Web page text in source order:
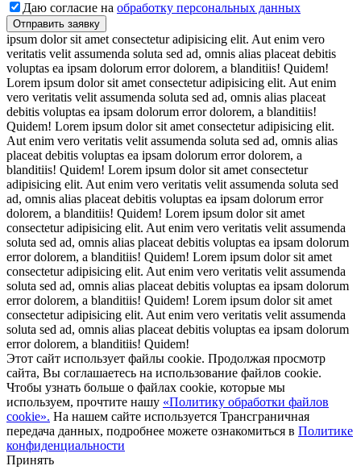
Даю согласие на обработку персональных данных
ipsum dolor sit amet consectetur adipisicing elit. Aut enim vero
veritatis velit assumenda soluta sed ad, omnis alias placeat debitis
voluptas ea ipsam dolorum error dolorem, a blanditiis! Quidem!
Lorem ipsum dolor sit amet consectetur adipisicing elit. Aut enim
vero veritatis velit assumenda soluta sed ad, omnis alias placeat
debitis voluptas ea ipsam dolorum error dolorem, a blanditiis!
Quidem! Lorem ipsum dolor sit amet consectetur adipisicing elit.
Aut enim vero veritatis velit assumenda soluta sed ad, omnis alias
placeat debitis voluptas ea ipsam dolorum error dolorem, a
blanditiis! Quidem! Lorem ipsum dolor sit amet consectetur
adipisicing elit. Aut enim vero veritatis velit assumenda soluta sed
ad, omnis alias placeat debitis voluptas ea ipsam dolorum error
dolorem, a blanditiis! Quidem! Lorem ipsum dolor sit amet
consectetur adipisicing elit. Aut enim vero veritatis velit assumenda
soluta sed ad, omnis alias placeat debitis voluptas ea ipsam dolorum
error dolorem, a blanditiis! Quidem! Lorem ipsum dolor sit amet
consectetur adipisicing elit. Aut enim vero veritatis velit assumenda
soluta sed ad, omnis alias placeat debitis voluptas ea ipsam dolorum
error dolorem, a blanditiis! Quidem! Lorem ipsum dolor sit amet
consectetur adipisicing elit. Aut enim vero veritatis velit assumenda
soluta sed ad, omnis alias placeat debitis voluptas ea ipsam dolorum
error dolorem, a blanditiis! Quidem!
Этот сайт использует файлы cookie. Продолжая просмотр
сайта, Вы соглашаетесь на использование файлов cookie.
Чтобы узнать больше о файлах cookie, которые мы
используем, прочтите нашу «Политику обработки файлов
cookie». На нашем сайте используется Трансграничная
передача данных, подробнее можете ознакомиться в Политике
конфиденциальности
Принять